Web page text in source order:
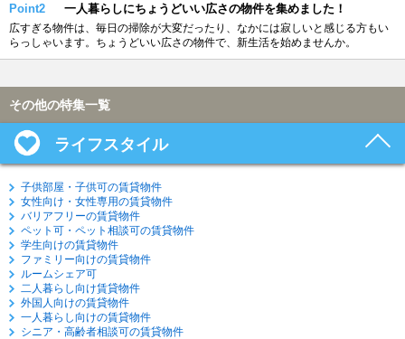
Point2 一人暮らしにちょうどいい広さの物件を集めました！
広すぎる物件は、毎日の掃除が大変だったり、なかには寂しいと感じる方もい
らっしゃいます。ちょうどいい広さの物件で、新生活を始めませんか。
その他の特集一覧
ライフスタイル
子供部屋・子供可の賃貸物件
女性向け・女性専用の賃貸物件
バリアフリーの賃貸物件
ペット可・ペット相談可の賃貸物件
学生向けの賃貸物件
ファミリー向けの賃貸物件
ルームシェア可
二人暮らし向け賃貸物件
外国人向けの賃貸物件
一人暮らし向けの賃貸物件
シニア・高齢者相談可の賃貸物件